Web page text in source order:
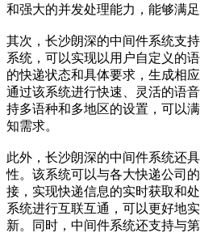
和强大的并发处理能力，能够满
其次，长沙朗深的中间件系统支
系统，可以实现以用户自定义的
的快递状态和具体要求，生成相
通过该系统进行快速、灵活的语
持多语种和多地区的设置，可以
知需求。
此外，长沙朗深的中间件系统还
性。该系统可以与各大快递公司
接，实现快递信息的实时获取和
系统进行互联互通，可以更好地
新。同时，中间件系统还支持与